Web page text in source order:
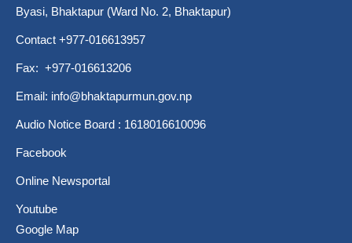
Byasi, Bhaktapur (Ward No. 2, Bhaktapur)
Contact +977-016613957
Fax: +977-016613206
Email: info@bhaktapurmun.gov.np
Audio Notice Board : 1618016610096
Facebook
Online Newsportal
Youtube
Google Map